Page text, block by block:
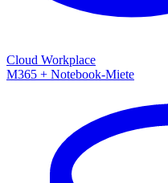
Cloud Workplace
M365 + Notebook-Miete